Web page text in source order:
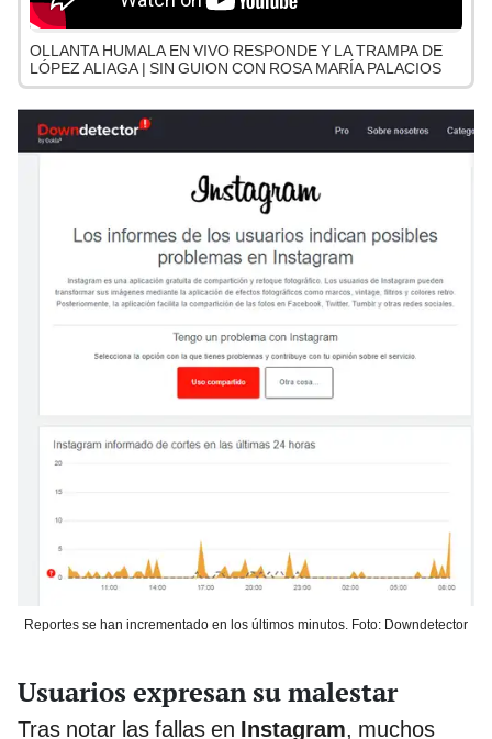
OLLANTA HUMALA EN VIVO RESPONDE Y LA TRAMPA DE
LÓPEZ ALIAGA | SIN GUION CON ROSA MARÍA PALACIOS
Reportes se han incrementado en los últimos minutos. Foto: Downdetector
Usuarios expresan su malestar
Tras notar las fallas en Instagram, muchos